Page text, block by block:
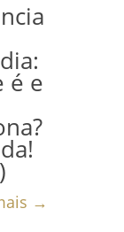
é e
→